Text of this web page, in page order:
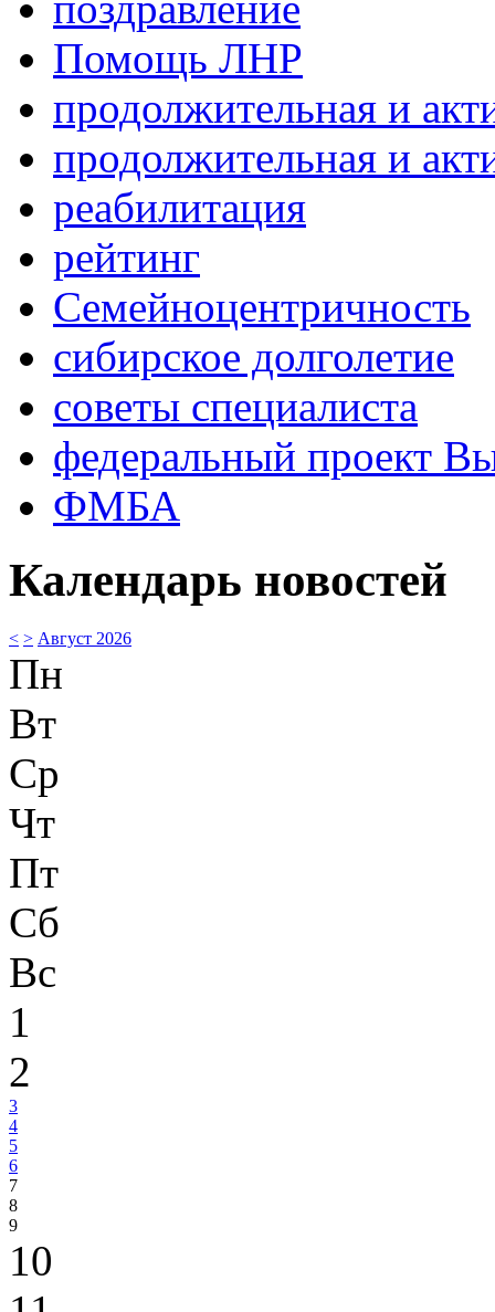
Помощь ЛНР
продолжительная и
продолжительная и
реабилитация
рейтинг
Семейноцентричность
сибирское долголетие
советы специалиста
федеральный проект
ФМБА
Календарь новостей
< > Август 2026
Пн
Вт
Ср
Чт
Пт
Сб
Вс
1
2
3
4
5
6
7
8
9
10